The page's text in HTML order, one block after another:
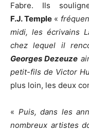
Fabre. Ils
F.J. Temple «
midi, les écrivains
chez lequel il
Georges Dezeuze
petit-fils de Victor
plus loin, les deux
« Puis, dans les
nombreux artistes